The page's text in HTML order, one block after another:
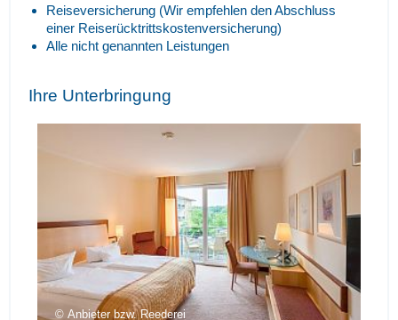
Reiseversicherung (Wir empfehlen den Abschluss
einer Reiserücktrittskostenversicherung)
Alle nicht genannten Leistungen
Ihre Unterbringung
Anbieter bzw. Reederei